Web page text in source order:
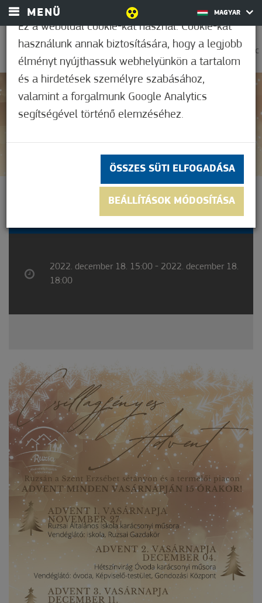
MENÜ MAGYAR
0
36,1°C
Nem értékelt
IV. ADVENTI
GYERTYAGYÚJTÁS
2022. december 18. 15:00 - 2022. december 18.
18:00
Ez a weboldal cookie-kat használ. Cookie-kat
használunk annak biztosítására, hogy a legjobb
élményt nyújthassuk webhelyünkön a tartalom
és a hirdetések személyre szabásához,
valamint a forgalmunk Google Analytics
segítségével történő elemzéséhez.
ÖSSZES SÜTI ELFOGADÁSA
BEÁLLÍTÁSOK MÓDOSÍTÁSA